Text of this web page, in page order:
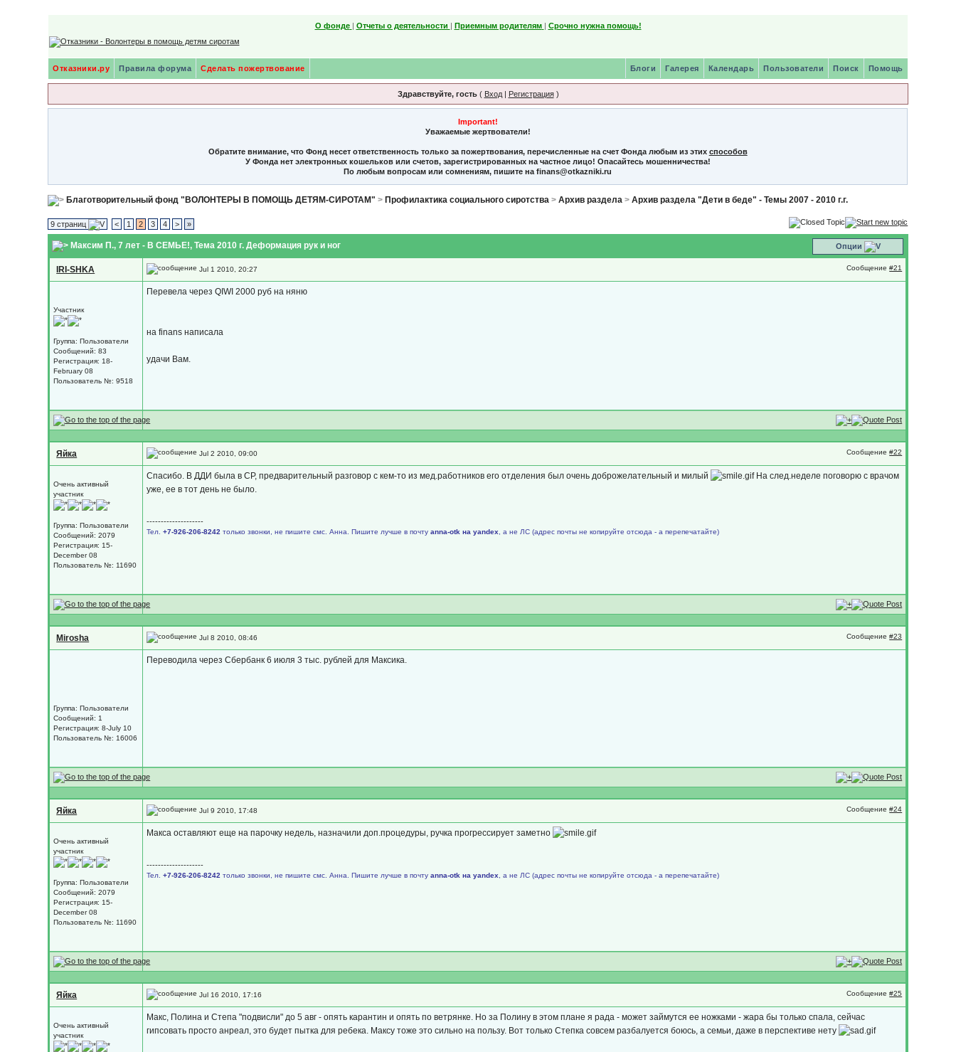
О фонде | Отчеты о деятельности | Приемным родителям | Срочно нужна помощь!
Отказники.ру Правила форума Сделать пожертвование Помощь
Поиск
Пользователи
Календарь
Галерея
Блоги
Здравствуйте, гость( Вход| Регистрация)
Important!
Уважаемые жертвователи!
Обратите внимание, что Фонд несет ответственность только за пожертвования, перечисленные на счет Фонда любым из этих способов
У Фонда нет электронных кошельков или счетов, зарегистрированных на частное лицо! Опасайтесь мошенничества!
По любым вопросам или сомнениям, пишите на finans@otkazniki.ru
Благотворительный фонд "ВОЛОНТЕРЫ В ПОМОЩЬ ДЕТЯМ-СИРОТАМ" > Профилактика социального сиротства >Архив раздела >Архив раздела "Дети в беде" - Темы 2007 - 2010 г.г.
9 страниц < 1 2 3 4 > »
Максим П., 7 лет - В СЕМЬЕ!, Тема 2010 г. Деформация рук и ног Опции
IRI-SHKA Jul 1 2010, 20:27 Сообщение#21
Участник
Группа: Пользователи
Сообщений: 83
Регистрация: 18-
February 08
Пользователь №: 9518
Перевела через QIWI 2000 руб на няню
на finans написала
удачи Вам.
Яйка Jul 2 2010, 09:00 Сообщение#22
Очень активный
участник
Группа: Пользователи
Сообщений: 2079
Регистрация: 15-
December 08
Пользователь №: 11690
Спасибо. В ДДИ была в СР, предварительный разговор с кем-то из мед.работников его отделения был очень доброжелательный и милый
На след.неделе поговорю с врачом
уже, ее в тот день не было.
--------------------
Тел.+7-926-206-8242 только звонки, не пишите смс. Анна. Пишите лучше в почтуаnnа-оtk на уаndех, а не ЛС (адрес почты не копируйте отсюда - а перепечатайте)
Mirosha Jul 8 2010, 08:46 Сообщение#23
Группа: Пользователи
Сообщений: 1
Регистрация: 8-July 10
Пользователь №: 16006
Переводила через Сбербанк 6 июля 3 тыс. рублей для Максика.
Яйка Jul 9 2010, 17:48 Сообщение#24
Очень активный
участник
Группа: Пользователи
Сообщений: 2079
Регистрация: 15-
December 08
Пользователь №: 11690
Макса оставляют еще на парочку недель, назначили доп.процедуры, ручка прогрессирует заметно
--------------------
Тел.+7-926-206-8242 только звонки, не пишите смс. Анна. Пишите лучше в почтуаnnа-оtk на уаndех, а не ЛС (адрес почты не копируйте отсюда - а перепечатайте)
Яйка Jul 16 2010, 17:16 Сообщение#25
Очень активный
участник
Макс, Полина и Степа "подвисли" до 5 авг - опять карантин и опять по ветрянке. Но за Полину в этом плане я рада - может займутся ее ножками - жара бы только спала, сейчас
гипсовать просто анреал, это будет пытка для ребека. Максу тоже это сильно на пользу. Вот только Степка совсем разбалуется боюсь, а семьи, даже в перспективе нету